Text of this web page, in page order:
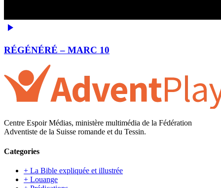
RÉGÉNÉRÉ – MARC 10
Centre Espoir Médias, ministère multimédia de la Fédération
Adventiste de la Suisse romande et du Tessin.
Categories
+ La Bible expliquée et illustrée
+ Louange